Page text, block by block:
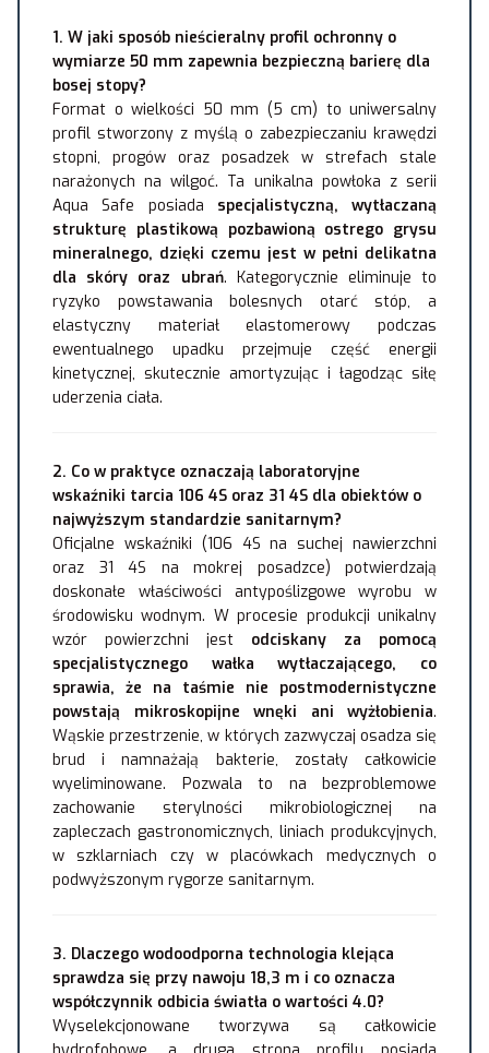
1. W jaki sposób nieścieralny profil ochronny o
wymiarze 50 mm zapewnia bezpieczną barierę dla
bosej stopy?
Format o wielkości 50 mm (5 cm) to uniwersalny
profil stworzony z myślą o zabezpieczaniu krawędzi
stopni, progów oraz posadzek w strefach stale
narażonych na wilgoć. Ta unikalna powłoka z serii
Aqua Safe posiada specjalistyczną, wytłaczaną
strukturę plastikową pozbawioną ostrego grysu
mineralnego, dzięki czemu jest w pełni delikatna
dla skóry oraz ubrań. Kategorycznie eliminuje to
ryzyko powstawania bolesnych otarć stóp, a
elastyczny materiał elastomerowy podczas
ewentualnego upadku przejmuje część energii
kinetycznej, skutecznie amortyzując i łagodząc siłę
uderzenia ciała.
2. Co w praktyce oznaczają laboratoryjne
wskaźniki tarcia 106 4S oraz 31 4S dla obiektów o
najwyższym standardzie sanitarnym?
Oficjalne wskaźniki (106 4S na suchej nawierzchni
oraz 31 4S na mokrej posadzce) potwierdzają
doskonałe właściwości antypoślizgowe wyrobu w
środowisku wodnym. W procesie produkcji unikalny
wzór powierzchni jest odciskany za pomocą
specjalistycznego wałka wytłaczającego, co
sprawia, że na taśmie nie postmodernistyczne
powstają mikroskopijne wnęki ani wyżłobienia.
Wąskie przestrzenie, w których zazwyczaj osadza się
brud i namnażają bakterie, zostały całkowicie
wyeliminowane. Pozwala to na bezproblemowe
zachowanie sterylności mikrobiologicznej na
zapleczach gastronomicznych, liniach produkcyjnych,
w szklarniach czy w placówkach medycznych o
podwyższonym rygorze sanitarnym.
3. Dlaczego wodoodporna technologia klejąca
sprawdza się przy nawoju 18,3 m i co oznacza
współczynnik odbicia światła o wartości 4.0?
Wyselekcjonowane tworzywa są całkowicie